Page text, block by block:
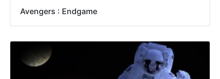
Avengers : Endgame